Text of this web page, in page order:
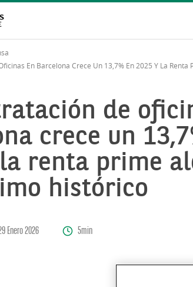
En Barcelona Crece Un 13,7% En 2025 Y La Renta
de
crece un
renta prime
histórico
Enero 2026 5min